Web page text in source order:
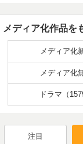
術大
ー
し、
線』
の化
ム 2
年以
し
優』
リカ
『
2020年冬
2019年冬
2018年冬
2017年冬
2015年冬
2013年冬
2012年冬
メディア化作品を
メディア化
メディア化
ドラマ（
注目